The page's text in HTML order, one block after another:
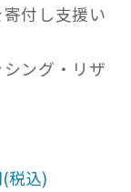
付し支援い
ング・リザ
税込)